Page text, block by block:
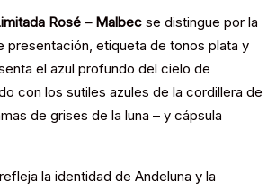
Rosé – Malbec se distingue por la
presentación, etiqueta de tonos plata y
el azul profundo del cielo de
con los sutiles azules de la cordillera de
de grises de la luna – y cápsula
la identidad de Andeluna y la